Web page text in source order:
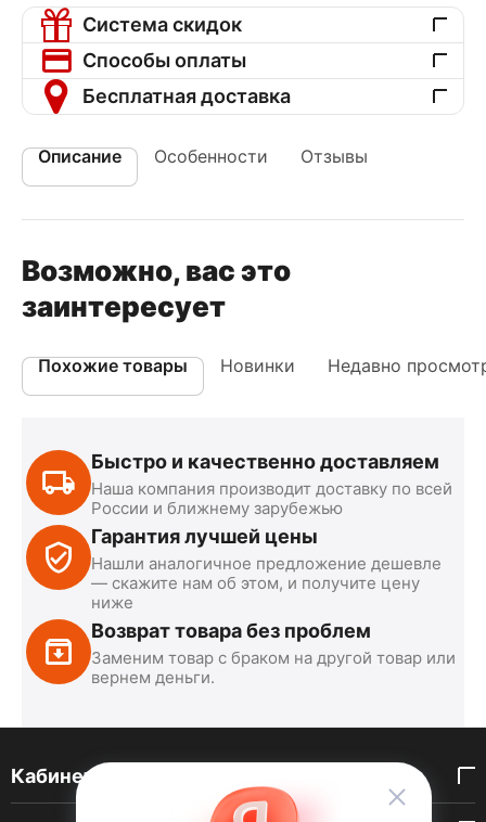
Система скидок
Способы оплаты
Бесплатная доставка
Описание Особенности Отзывы
Возможно, вас это
заинтересует
Похожие товары Новинки Недавно
Быстро и качественно доставляем
Наша компания производит доставку по всей
России и ближнему зарубежью
Гарантия лучшей цены
Нашли аналогичное предложение дешевле
— скажите нам об этом, и получите цену
ниже
Возврат товара без проблем
Заменим товар с браком на другой товар или
вернем деньги.
Кабинет покупателя